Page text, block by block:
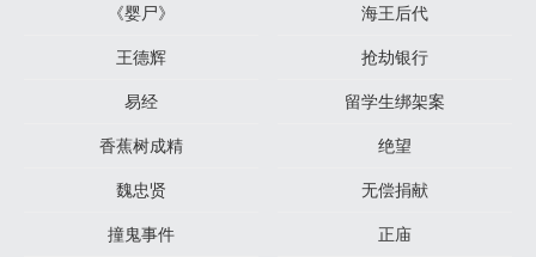
《婴尸》
海王后代
王德辉
抢劫银行
易经
留学生绑架案
香蕉树成精
绝望
魏忠贤
无偿捐献
撞鬼事件
正庙